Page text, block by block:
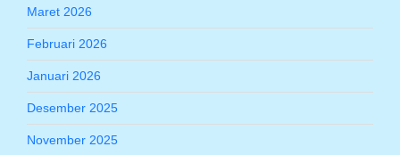
Maret 2026
Februari 2026
Januari 2026
Desember 2025
November 2025